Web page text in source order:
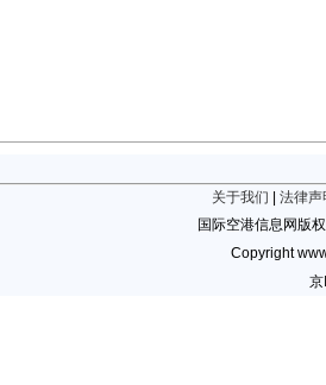
关于我们
法律声
国际空港信息网版
Copyright